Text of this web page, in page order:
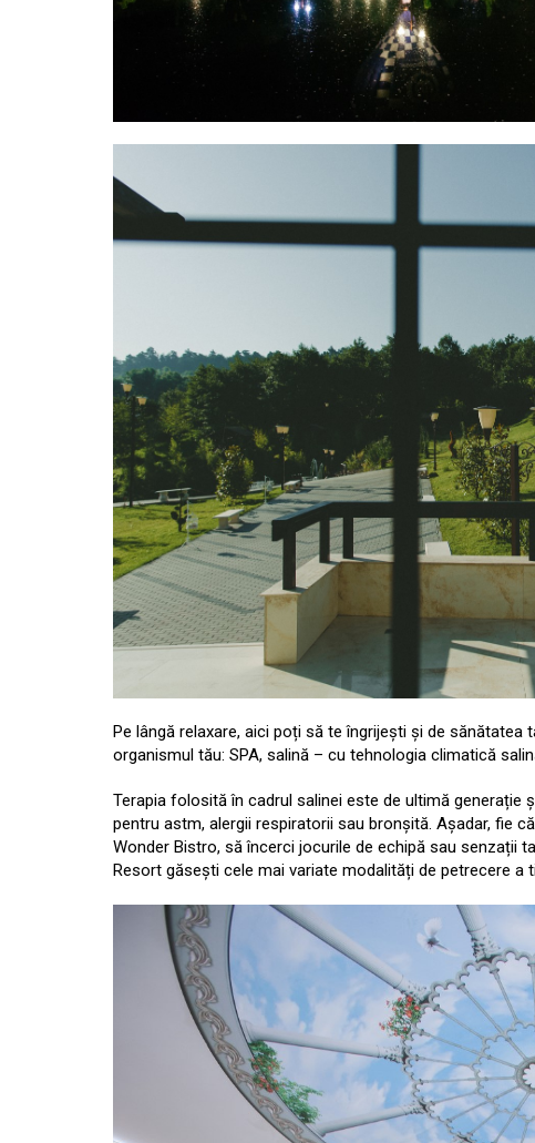
Pe lângă relaxare, aici poți să te îngrijești și de
organismul tău: SPA, salină – cu tehnologia climatică
Terapia folosită în cadrul salinei este de ultimă
pentru astm, alergii respiratorii sau bronșită. Așadar, fie
Wonder Bistro, să încerci jocurile de echipă sau senzații
Resort găsești cele mai variate modalități de petrecere a